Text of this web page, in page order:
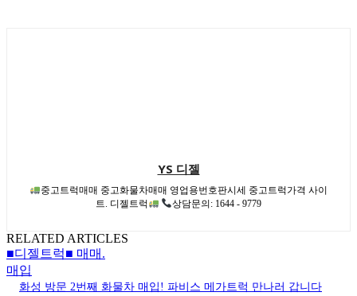
YS 디젤
중고트럭매매 중고화물차매매 영업용번호판시세 중고트럭가격 사이
트. 디젤트럭
상담문의: 1644 - 9779
RELATED ARTICLES
■디젤트럭■ 매매.
매입
화성 방문 2번째 화물차 매입! 파비스 메가트럭 만나러 갑니다